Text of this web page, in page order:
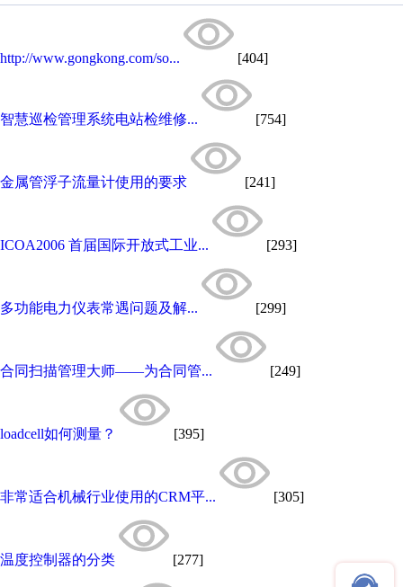
http://www.gongkong.com/so... [404]
智慧巡检管理系统电站检维修... [754]
金属管浮子流量计使用的要求 [241]
ICOA2006 首届国际开放式工业... [293]
多功能电力仪表常遇问题及解... [299]
合同扫描管理大师——为合同管... [249]
loadcell如何测量？ [395]
非常适合机械行业使用的CRM平... [305]
温度控制器的分类 [277]